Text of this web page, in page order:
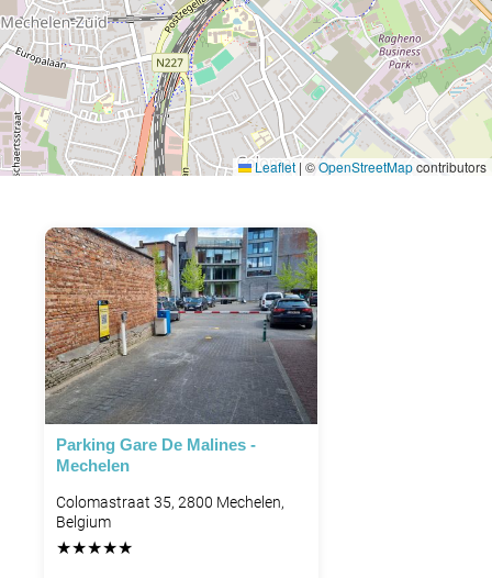
Leaflet | ©OpenStreetMapcontributors
Parking Gare De Malines -
Mechelen
Colomastraat 35, 2800 Mechelen,
Belgium
★★★★★